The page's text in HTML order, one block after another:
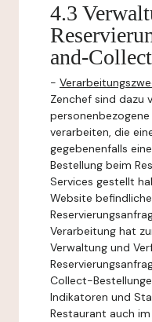
4.3
and-
-
Zenchef sind dazu
verarbeiten, die
gegebenenfalls
Bestellung beim
Services gestellt
Website
Verarbeitung hat
Verwaltung und
Collect-
Indikatoren und
Restaurant auch